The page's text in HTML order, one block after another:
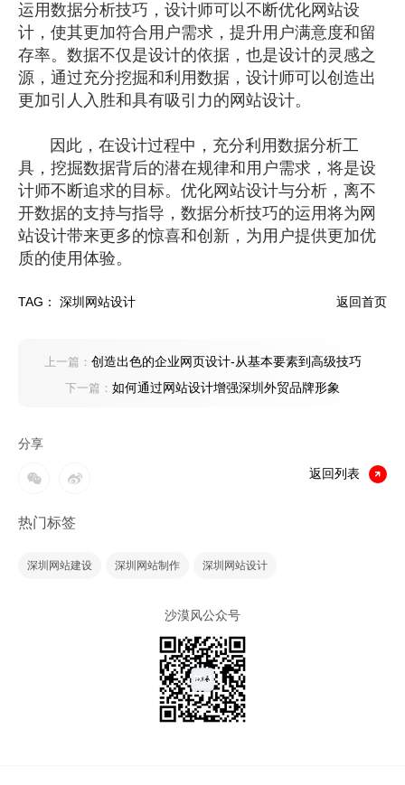
分享
返回列表
热门标签
深圳网站建设 深圳网站制作 深圳网站设计
沙漠风公众号
运用数据分析技巧，设计师可以不断优化网站设
计，使其更加符合用户需求，提升用户满意度和留
存率。数据不仅是设计的依据，也是设计的灵感之
源，通过充分挖掘和利用数据，设计师可以创造出
更加引人入胜和具有吸引力的网站设计。
因此，在设计过程中，充分利用数据分析工
具，挖掘数据背后的潜在规律和用户需求，将是设
计师不断追求的目标。优化网站设计与分析，离不
开数据的支持与指导，数据分析技巧的运用将为网
站设计带来更多的惊喜和创新，为用户提供更加优
质的使用体验。
TAG： 深圳网站设计 返回首页
上一篇： 创造出色的企业网页设计-从基本要素到高级技巧
下一篇： 如何通过网站设计增强深圳外贸品牌形象